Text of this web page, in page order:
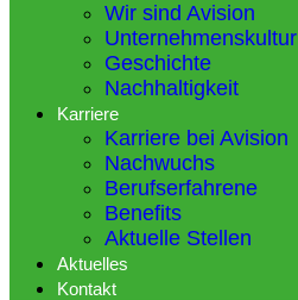
Wir sind Avision
Unternehmenskultur
Geschichte
Nachhaltigkeit
Karriere
Karriere bei Avision
Nachwuchs
Berufserfahrene
Benefits
Aktuelle Stellen
Aktuelles
Kontakt